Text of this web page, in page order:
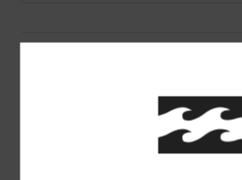
Felpa con cappuccio Verde Uomo
Codice colore